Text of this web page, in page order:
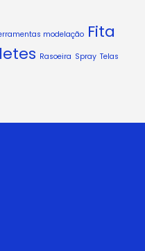
modelação Fita
Rasoeira Spray Telas